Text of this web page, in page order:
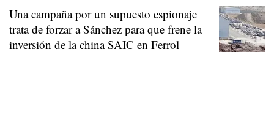
Una campaña por un supuesto espionaje
trata de forzar a Sánchez para que frene la
inversión de la china SAIC en Ferrol